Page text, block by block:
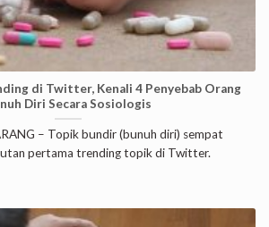
di Twitter, Kenali 4 Penyebab Orang
Diri Secara Sosiologis
– Topik bundir (bunuh diri) sempat
pertama trending topik di Twitter.